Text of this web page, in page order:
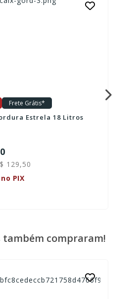
Frete Grátis*
Estrela 18 Litros
129,50
no PIX
compraram!